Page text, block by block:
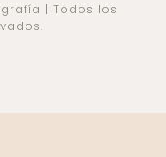
| Todos los